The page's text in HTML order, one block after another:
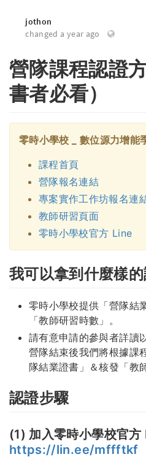
jothon
changed a year ago
營隊課程認證
書者必看）
零時小學校 _ 數位源力增能
課程首頁
營隊報名連結
專案實作工作坊報名連
教師研習頁面
零時小學校官方 Line
我可以拿到什麼樣
零時小學校提供「營隊結
「教師研習時數」。
請有意申請的參與者詳讀
營隊結束後我們將根據課
隊結業證書」＆核發「教
認證步驟
(1) 加入零時小學校官方
https://lin.ee/mffftkf